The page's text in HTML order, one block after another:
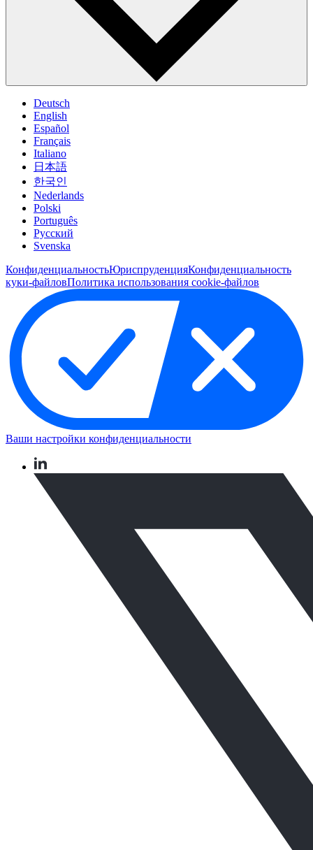
Deutsch
English
Español
Français
Italiano
日本語
한국인
Nederlands
Polski
Português
Pусский
Svenska
КонфиденциальностьЮриспруденцияКонфиденциальность
куки-файловПолитика использования cookie-файлов
Ваши настройки конфиденциальности